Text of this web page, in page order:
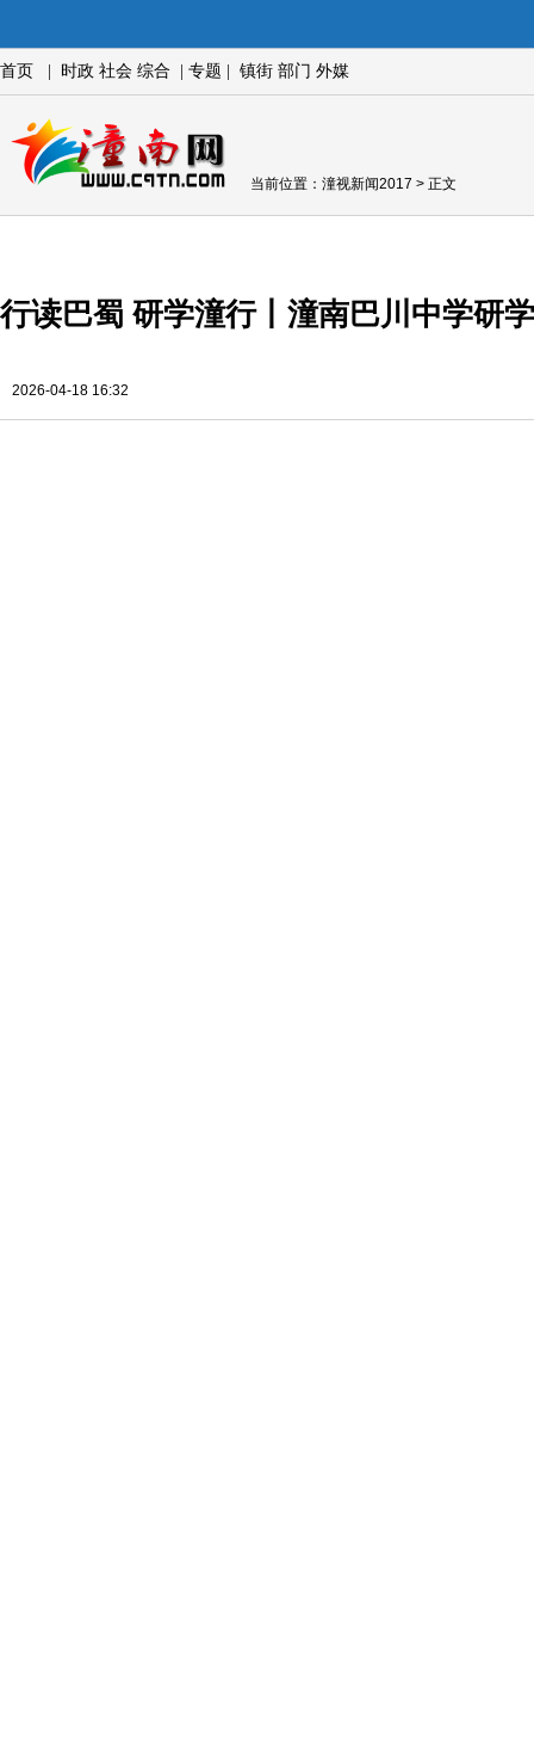
首页 时政 社会 综合 专题 镇街 部门 外媒
当前位置： 潼视新闻2017 > 正文
行读巴蜀 研学潼行丨潼南巴川中学研
2026-04-18 16:32